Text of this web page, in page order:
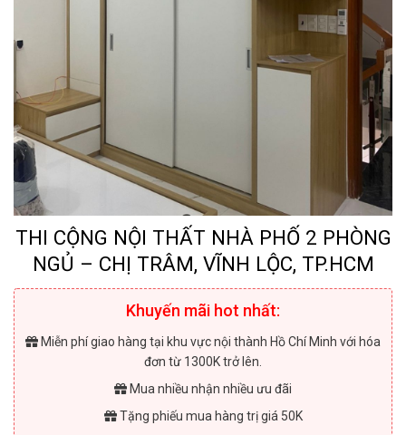
THI CỘNG NỘI THẤT NHÀ PHỐ 2 PHÒNG
NGỦ – CHỊ TRÂM, VĨNH LỘC, TP.HCM
Khuyến mãi hot nhất:
Miễn phí giao hàng tại khu vực nội thành Hồ Chí Minh với hóa
đơn từ 1300K trở lên.
Mua nhiều nhận nhiều ưu đãi
Tặng phiếu mua hàng trị giá 50K